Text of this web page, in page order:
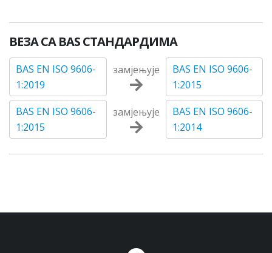
ВЕЗА СА BAS СТАНДАРДИМА
BAS EN ISO 9606-
1:2019
замјењује
BAS EN ISO 9606-
1:2015
BAS EN ISO 9606-
1:2015
замјењује
BAS EN ISO 9606-
1:2014